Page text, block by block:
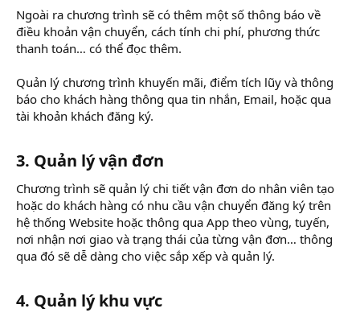
Ngoài ra chương trình sẽ có thêm một số thông báo về
điều khoản vận chuyển, cách tính chi phí, phương thức
thanh toán… có thể đọc thêm.
Quản lý chương trình khuyến mãi, điểm tích lũy và thông
báo cho khách hàng thông qua tin nhắn, Email, hoặc qua
tài khoản khách đăng ký.
3. Quản lý vận đơn
Chương trình sẽ quản lý chi tiết vận đơn do nhân viên tạo
hoặc do khách hàng có nhu cầu vận chuyển đăng ký trên
hệ thống Website hoặc thông qua App theo vùng, tuyến,
nơi nhận nơi giao và trạng thái của từng vận đơn… thông
qua đó sẽ dễ dàng cho việc sắp xếp và quản lý.
4. Quản lý khu vực